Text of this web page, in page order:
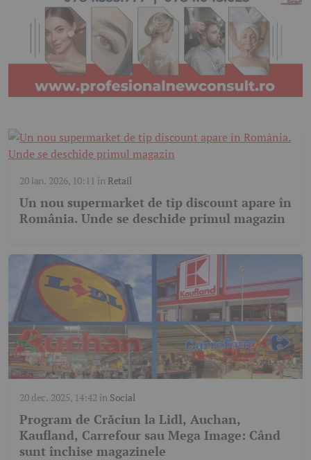
20 ian. 2026, 10:11 în Retail
Un nou supermarket de tip discount apare în
România. Unde se deschide primul magazin
20 dec. 2025, 14:42 în Social
Program de Crăciun la Lidl, Auchan,
Kaufland, Carrefour sau Mega Image: Când
sunt închise magazinele